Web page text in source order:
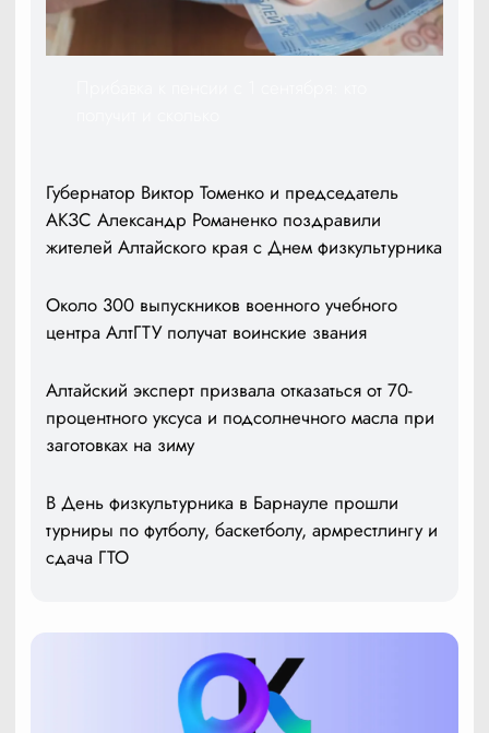
Губернатор Виктор Томенко и председатель
АКЗС Александр Романенко поздравили
жителей Алтайского края с Днем физкультурника
Около 300 выпускников военного учебного
центра АлтГТУ получат воинские звания
Алтайский эксперт призвала отказаться от 70-
процентного уксуса и подсолнечного масла при
заготовках на зиму
В День физкультурника в Барнауле прошли
турниры по футболу, баскетболу, армрестлингу и
сдача ГТО